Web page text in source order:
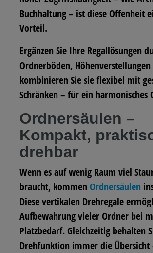
Buchhaltung – ist diese Offenheit
Vorteil.
Ergänzen Sie Ihre Regallösungen
Ordnerböden,
kombinieren Sie sie flexibel mit
Schränken – für ein harmonisches
Ordnersäulen –
Kompakt,
drehbar
Wenn es auf wenig Raum viel
braucht, kommen Ordnersäulen
Diese vertikalen Drehregale
Aufbewahrung vieler Ordner bei
Platzbedarf. Gleichzeitig behalten
Drehfunktion immer die